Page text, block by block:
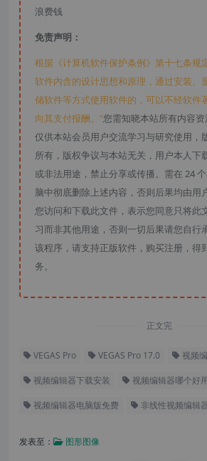
浪费钱
免责声明：
根据《计算机软件保护条例》第十七条规
软件内含的设计思想和原理，通过安装、
储软件等方式使用软件的，可以不经软件
向其支付报酬。”您需知晓本站所有内容资
仅供本站会员用户交流学习与研究使用，
所有，版权争议与本站无关，用户本人下
或非法用途，禁止分享或传播。需在 24
脑中彻底删除上述内容，否则后果均由用
您访问和下载此文件，表示您同意只将此
习而非其他用途，否则一切后果请您自行
该程序，请支持正版软件，购买注册，得
务。
正文完
VEGAS Pro VEGAS Pro 17.0 视频
视频编辑器下载安装 视频编辑器哪个好
视频编辑器电脑版免费 非线性视频编辑
发表至： 图形图像